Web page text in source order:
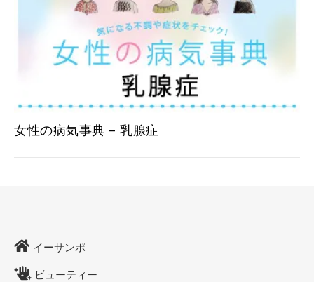
女性の病気事典 – 乳腺症
イーサンポ
ビューティー